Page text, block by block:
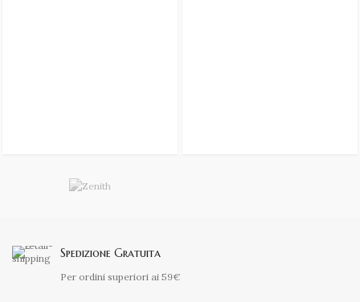
Spedizione Gratuita
Per ordini superiori ai 59€